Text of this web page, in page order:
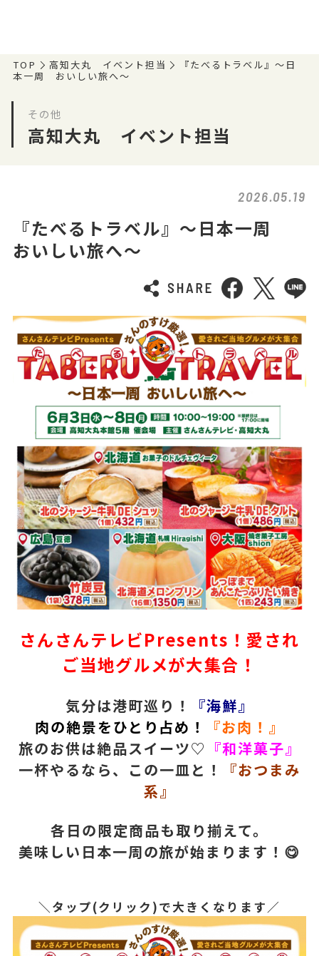
TOP 高知大丸 イベント担当
『たべるトラベル』～日
本一周 おいしい旅へ～
その他
高知大丸 イベント担当
2026.05.19
『たべるトラベル』～日本一周
おいしい旅へ～
さんさんテレビPresents！愛され
ご当地グルメが大集合！
気分は港町巡り！
『海鮮』
肉の絶景をひとり占め！
『お肉！』
旅のお供は絶品スイーツ♡ 『和洋菓子』
一杯やるなら、この一皿と！
『おつまみ
系』
各日の限定商品も取り揃えて。
美味しい日本一周の旅が始まります！😋
＼タップ(クリック)で大きくなります／